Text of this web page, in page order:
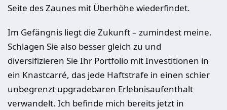
Seite des Zaunes mit Überhöhe wiederfindet.
Im Gefängnis liegt die Zukunft – zumindest meine.
Schlagen Sie also besser gleich zu und
diversifizieren Sie Ihr Portfolio mit Investitionen in
ein Knastcarré, das jede Haftstrafe in einen schier
unbegrenzt upgradebaren Erlebnisaufenthalt
verwandelt. Ich befinde mich bereits jetzt in